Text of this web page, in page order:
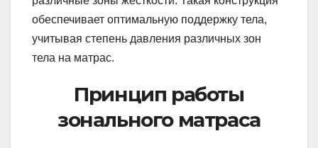
обеспечивает оптимальную поддержку тела,
учитывая степень давления различных зон
тела на матрас.
Принцип работы
зонального матраса